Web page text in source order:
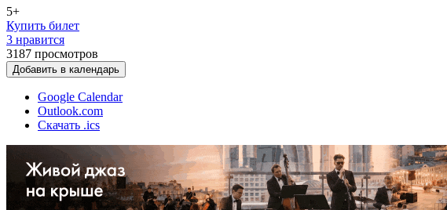
5+
Купить билет
3 нравится
3187 просмотров
Добавить в календарь
Google Calendar
Outlook.com
Скачать .ics